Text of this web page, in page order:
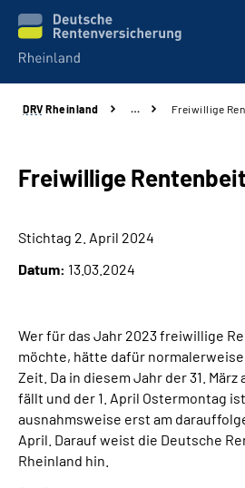
Aktuelles
Beratung und Kontakt
Klinikverbund
Über uns
Presse
Inhalte in Gebärdensprache (DGS)
DRV Rheinland … Freiwillige
Freiwillige
Stichtag 2. April 2024
Datum: 13.03.2024
Wer für das Jahr 2023 freiwillige
möchte, hätte dafür normalerweise
Zeit. Da in diesem Jahr der 31.
fällt und der 1. April Ostermontag
ausnahmsweise erst am
April. Darauf weist die Deutsche
Rheinland hin.